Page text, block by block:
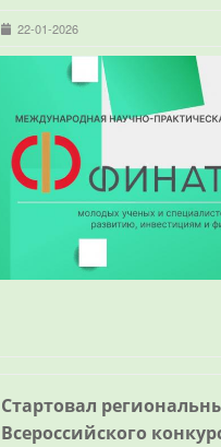
22-01-2026
Стартовал
Всероссийского